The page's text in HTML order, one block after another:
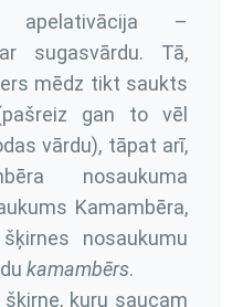
apelativācija –
sugasvārdu. Tā,
mēdz tikt saukts
gan to vēl
vārdu), tāpat arī,
nosaukuma
Kamambēra,
nosaukumu
kamambērs.
kuru saucam